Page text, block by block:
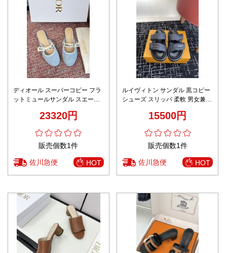
ディオール スーパーコピー フラ
ットミュールサンダル スエード
23320円
販売個数1件
佐川急便 HOT
ルイヴィトン サンダル 黒コピー
シューズ スリッパ 柔軟 男女兼用
15500円
販売個数1件
佐川急便 HOT